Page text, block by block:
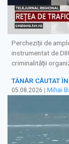
Percheziții de
instrumentat de
criminalității
TÂNĂR CĂUTAT
05.08.2026 | Mihai